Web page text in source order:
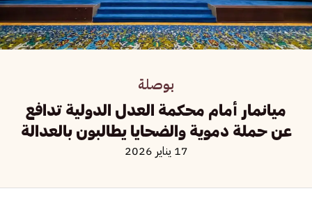
بوصلة
ميانمار أمام محكمة العدل الدولية تدافع
عن حملة دموية والضحايا يطالبون بالعدالة
17 يناير 2026